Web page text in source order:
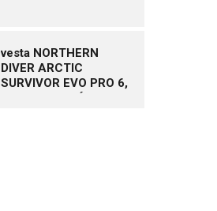
vesta NORTHERN
DIVER ARCTIC
SURVIVOR EVO PRO 6,
vel. XL – NOVÁ